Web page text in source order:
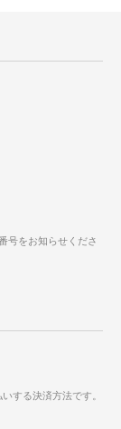
号をお知らせくださ
する決済方法です。